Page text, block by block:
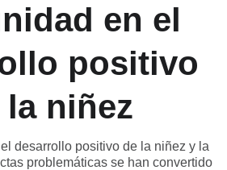
en el
positivo
la niñez
desarrollo positivo de la niñez y la
problemáticas se han convertido